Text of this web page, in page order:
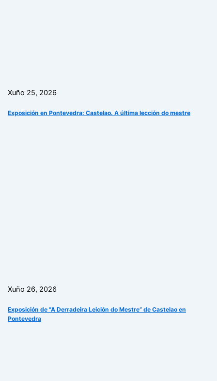
Xuño 25, 2026
Exposición en Pontevedra: Castelao. A última lección do mestre
Xuño 26, 2026
Exposición de “A Derradeira Leición do Mestre” de Castelao en
Pontevedra